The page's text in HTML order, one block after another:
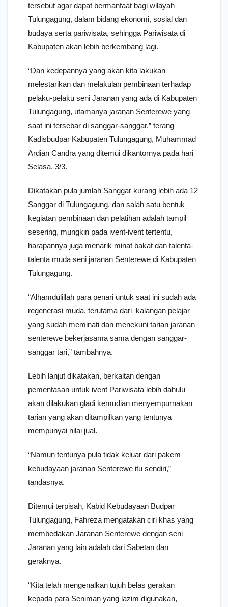
tersebut agar dapat bermanfaat bagi wilayah
Tulungagung, dalam bidang ekonomi, sosial dan
budaya serta pariwisata, sehingga Pariwisata di
Kabupaten akan lebih berkembang lagi.
“Dan kedepannya yang akan kita lakukan
melestarikan dan melakulan pembinaan terhadap
pelaku-pelaku seni Jaranan yang ada di Kabupaten
Tulungagung, utamanya jaranan Senterewe yang
saat ini tersebar di sanggar-sanggar,” terang
Kadisbudpar Kabupaten Tulungagung, Muhammad
Ardian Candra yang ditemui dikantornya pada hari
Selasa, 3/3.
Dikatakan pula jumlah Sanggar kurang lebih ada 12
Sanggar di Tulungagung, dan salah satu bentuk
kegiatan pembinaan dan pelatihan adalah tampil
sesering, mungkin pada ivent-ivent tertentu,
harapannya juga menarik minat bakat dan talenta-
talenta muda seni jaranan Senterewe di Kabupaten
Tulungagung.
“Alhamdulillah para penari untuk saat ini sudah ada
regenerasi muda, terutama dari kalangan pelajar
yang sudah meminati dan menekuni tarian jaranan
senterewe bekerjasama sama dengan sanggar-
sanggar tari,” tambahnya.
Lebih lanjut dikatakan, berkaitan dengan
pementasan untuk ivent Pariwisata lebih dahulu
akan dilakukan gladi kemudian menyempurnakan
tarian yang akan ditampilkan yang tentunya
mempunyai nilai jual.
“Namun tentunya pula tidak keluar dari pakem
kebudayaan jaranan Senterewe itu sendiri,”
tandasnya.
Ditemui terpisah, Kabid Kebudayaan Budpar
Tulungagung, Fahreza mengatakan ciri khas yang
membedakan Jaranan Senterewe dengan seni
Jaranan yang lain adalah dari Sabetan dan
geraknya.
“Kita telah mengenalkan tujuh belas gerakan
kepada para Seniman yang lazim digunakan,